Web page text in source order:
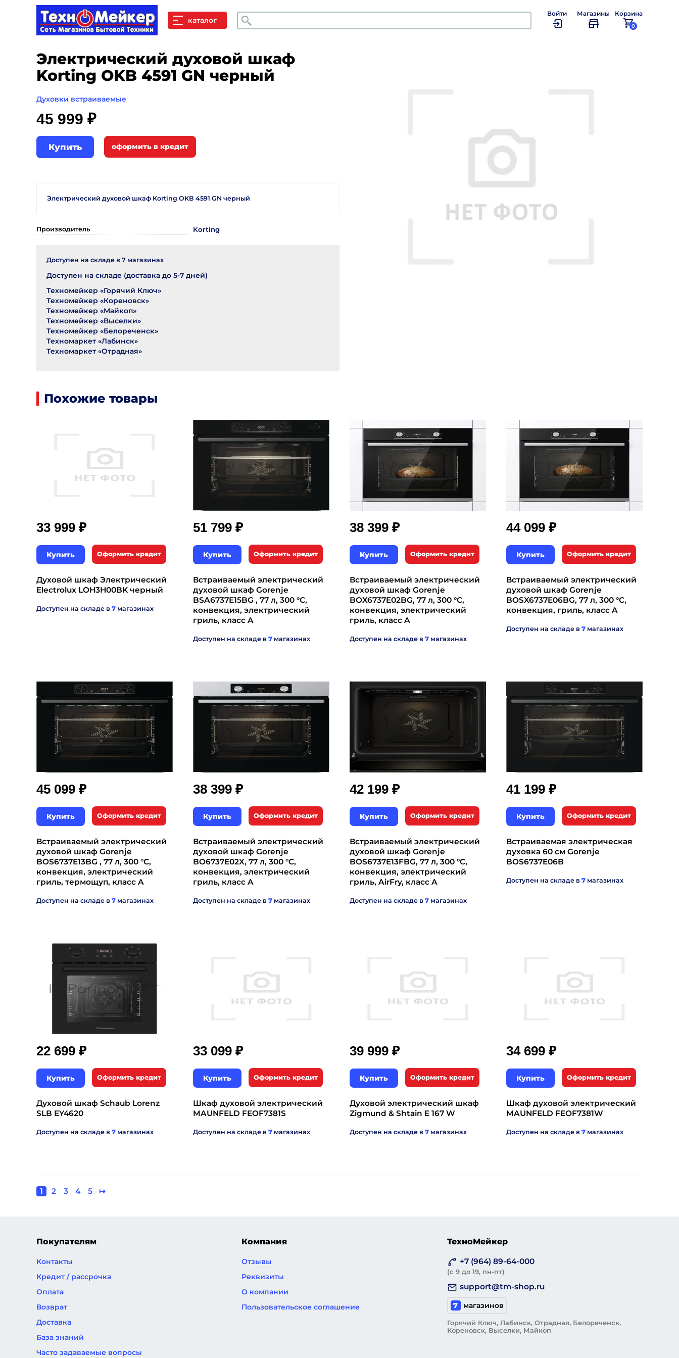
каталог Поиск Войти Магазины Корзина
0
Электрический духовой шкаф
Korting OKB 4591 GN черный
Духовки встраиваемые
45 999 ₽
Купить
Электрический духовой шкаф Korting OKB 4591 GN черный
Производитель Korting
Доступен на складе в 7 магазинах
Доступен на складе (доставка до 5-7 дней)
Техномейкер «Горячий Ключ»
Техномейкер «Кореновск»
Техномейкер «Майкоп»
Техномейкер «Выселки»
Техномейкер «Белореченск»
Техномаркет «Лабинск»
Техномаркет «Отрадная»
Похожие товары
33 999 ₽
Купить Оформить кредит
Духовой шкаф Электрический
Electrolux LOH3H00BK черный
Доступен на складе в 7 магазинах
51 799 ₽
Купить Оформить кредит
Встраиваемый электрический
духовой шкаф Gorenje
BSA6737E15BG , 77 л, 300 °C,
конвекция, электрический
гриль, класс A
Доступен на складе в 7 магазинах
38 399 ₽
Купить Оформить кредит
Встраиваемый электрический
духовой шкаф Gorenje
BOX6737E02BG, 77 л, 300 °C,
конвекция, электрический
гриль, класс A
Доступен на складе в 7 магазинах
44 099 ₽
Купить Оформить кредит
Встраиваемый электрический
духовой шкаф Gorenje
BOSX6737E06BG, 77 л, 300 °C,
конвекция, гриль, класс A
Доступен на складе в 7 магазинах
45 099 ₽
Купить Оформить кредит
Встраиваемый электрический
духовой шкаф Gorenje
BOS6737E13BG , 77 л, 300 °C,
конвекция, электрический
гриль, термощуп, класс A
Доступен на складе в 7 магазинах
38 399 ₽
Купить Оформить кредит
Встраиваемый электрический
духовой шкаф Gorenje
BO6737E02X, 77 л, 300 °C,
конвекция, электрический
гриль, класс A
Доступен на складе в 7 магазинах
42 199 ₽
Купить Оформить кредит
Встраиваемый электрический
духовой шкаф Gorenje
BOS6737E13FBG, 77 л, 300 °C,
конвекция, электрический
гриль, AirFry, класс A
Доступен на складе в 7 магазинах
41 199 ₽
Купить Оформить кредит
Встраиваемая электрическая
духовка 60 см Gorenje
BOS6737E06B
Доступен на складе в 7 магазинах
22 699 ₽
Купить Оформить кредит
Духовой шкаф Schaub Lorenz
SLB EY4620
Доступен на складе в 7 магазинах
33 099 ₽
Купить Оформить кредит
Шкаф духовой электрический
MAUNFELD FEOF7381S
Доступен на складе в 7 магазинах
39 999 ₽
Купить Оформить кредит
Духовой электрический шкаф
Zigmund & Shtain E 167 W
Доступен на складе в 7 магазинах
34 699 ₽
Купить Оформить кредит
Шкаф духовой электрический
MAUNFELD FEOF7381W
Доступен на складе в 7 магазинах
Нумерация
Текущая
1 Page
2 Page
3 Page
4 Page
5
Следующая
↦
Покупателям
Контакты
Кредит / рассрочка
Оплата
Возврат
Доставка
База знаний
Часто задаваемые вопросы
Компания
Отзывы
Реквизиты
О компании
Пользовательское соглашение
ТехноМейкер
+7 (964) 89-64-000
(с 9 до 19, пн-пт)
support@tm-shop.ru
7 магазинов
Горячий Ключ, Лабинск, Отрадная, Белореченск,
Кореновск, Выселки, Майкоп